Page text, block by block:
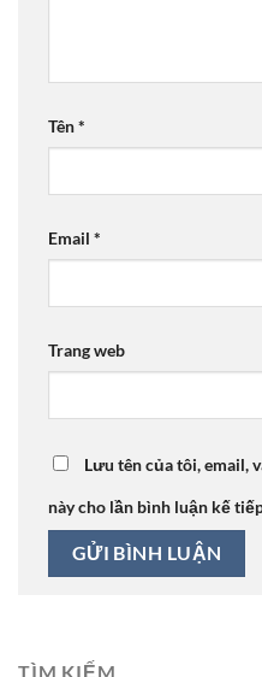
Tên*
Email *
Trang web
Lưu tên của tôi, email,
này cho lần bình luận kế
TÌM KIẾM